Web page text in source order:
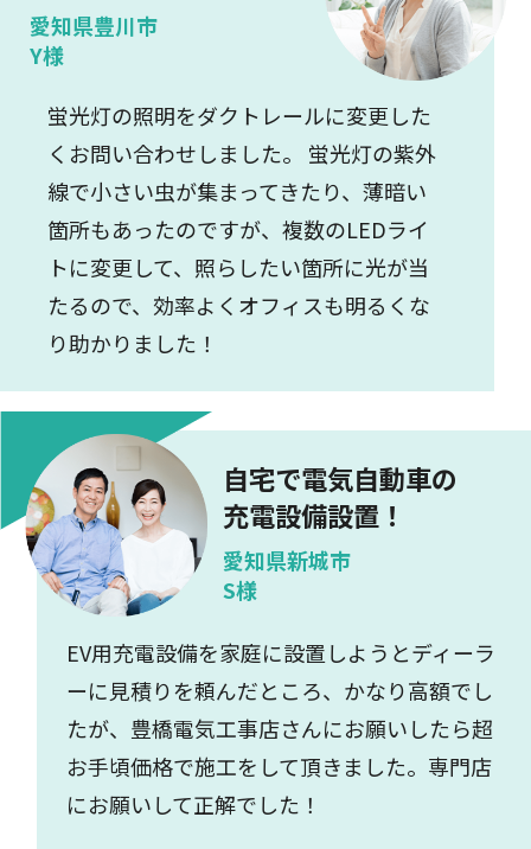
愛知県豊川市
Y様
蛍光灯の照明をダクトレールに変更した
くお問い合わせしました。 蛍光灯の紫外
線で小さい虫が集まってきたり、薄暗い
箇所もあったのですが、複数のLEDライ
トに変更して、照らしたい箇所に光が当
たるので、効率よくオフィスも明るくな
り助かりました！
自宅で電気自動車の
充電設備設置！
愛知県新城市
S様
EV用充電設備を家庭に設置しようとディーラ
ーに見積りを頼んだところ、かなり高額でし
たが、豊橋電気工事店さんにお願いしたら超
お手頃価格で施工をして頂きました。専門店
にお願いして正解でした！